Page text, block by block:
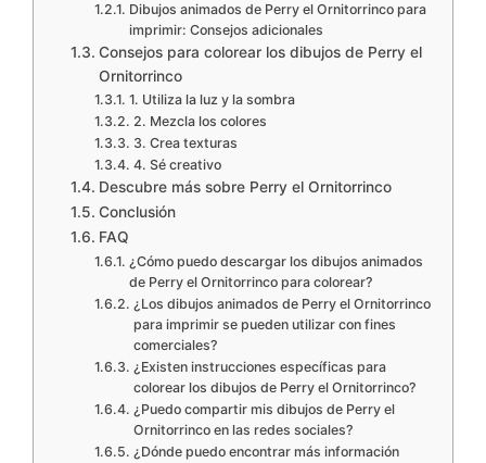
Dibujos animados de Perry el Ornitorrinco para
imprimir: Consejos adicionales
Consejos para colorear los dibujos de Perry el
Ornitorrinco
1. Utiliza la luz y la sombra
2. Mezcla los colores
3. Crea texturas
4. Sé creativo
Descubre más sobre Perry el Ornitorrinco
Conclusión
FAQ
¿Cómo puedo descargar los dibujos animados
de Perry el Ornitorrinco para colorear?
¿Los dibujos animados de Perry el Ornitorrinco
para imprimir se pueden utilizar con fines
comerciales?
¿Existen instrucciones específicas para
colorear los dibujos de Perry el Ornitorrinco?
¿Puedo compartir mis dibujos de Perry el
Ornitorrinco en las redes sociales?
¿Dónde puedo encontrar más información